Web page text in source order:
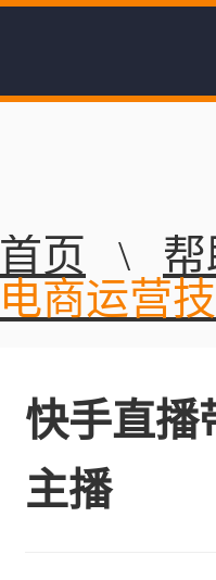
首页 \
电商运营
快手直播
主播